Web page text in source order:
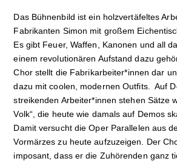
Das Bühnenbild ist ein holzvertäfeltes
Fabrikanten Simon mit großem
Es gibt Feuer, Waffen, Kanonen und all
einem revolutionären Aufstand dazu
Chor stellt die Fabrikarbeiter*innen dar
dazu mit coolen, modernen Outfits. Auf
streikenden Arbeiter*innen stehen Sätze
Volk“, die heute wie damals auf Demos
Damit versucht die Oper Parallelen aus
Vormärzes zu heute aufzuzeigen. Der
imposant, dass er die Zuhörenden ganz